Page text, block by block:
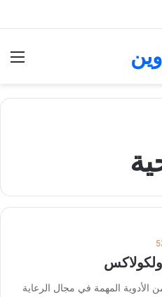
الأدوية المهمة في مجال الرعاية